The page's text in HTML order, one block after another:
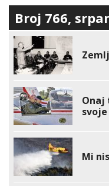
Broj 766,
Onaj
Mi